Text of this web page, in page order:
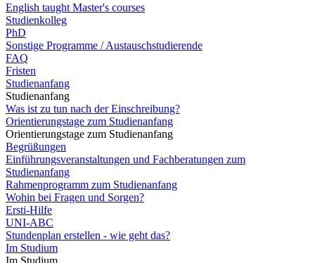
English taught Master's courses
Studienkolleg
PhD
Sonstige Programme / Austauschstudierende
FAQ
Fristen
Studienanfang
Studienanfang
Was ist zu tun nach der Einschreibung?
Orientierungstage zum Studienanfang
Orientierungstage zum Studienanfang
Begrüßungen
Einführungsveranstaltungen und Fachberatungen zum
Studienanfang
Rahmenprogramm zum Studienanfang
Wohin bei Fragen und Sorgen?
Ersti-Hilfe
UNI-ABC
Stundenplan erstellen - wie geht das?
Im Studium
Im Studium